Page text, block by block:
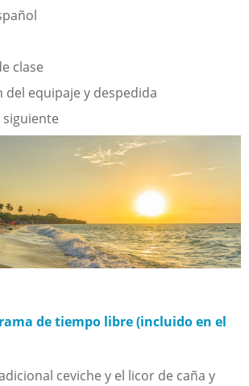
clase
del equipaje y despedida
siguiente
de tiempo libre (incluido en el
ceviche y el licor de caña y